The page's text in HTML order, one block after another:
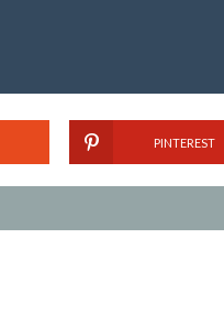
PINTEREST